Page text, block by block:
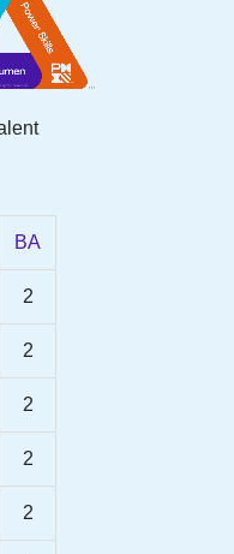
BA
2
2
2
2
2